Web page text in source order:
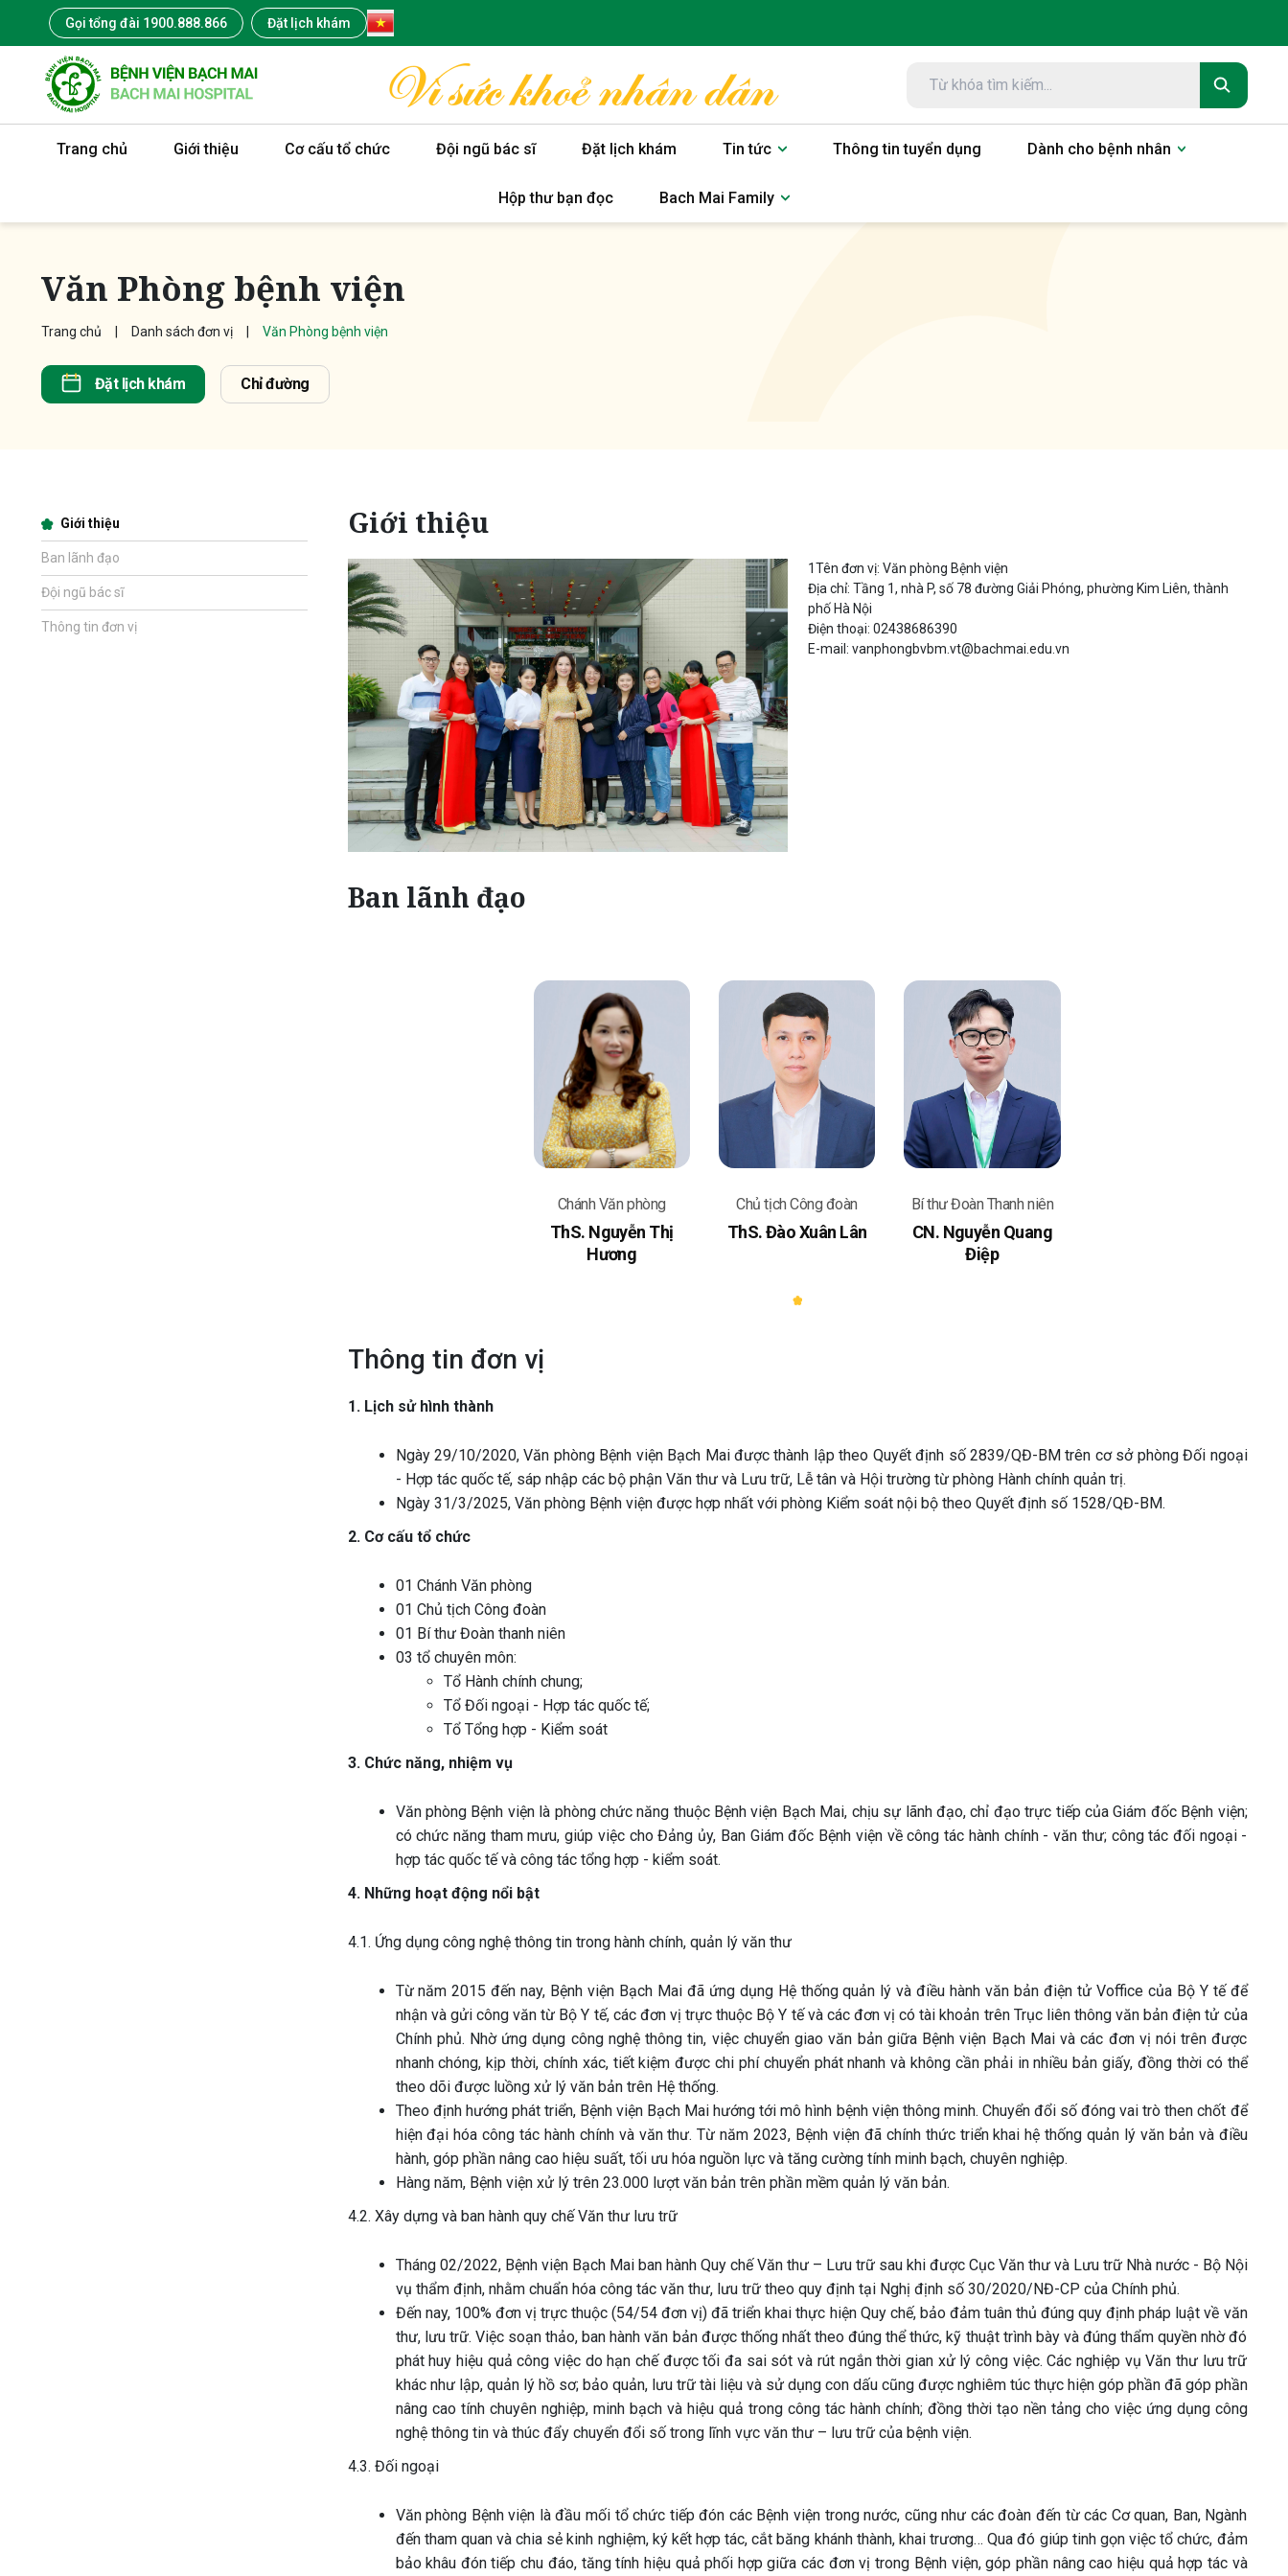
Gọi tổng đài 1900.888.866 Đặt lịch khám
Trang chủ Giới thiệu Cơ cấu tổ chức Đội ngũ bác sĩ Đặt lịch khám Tin tức Thông tin tuyển dụng Dành cho bệnh nhân
Hộp thư bạn đọc Bach Mai Family
Văn Phòng bệnh viện
Trang chủ Danh sách đơn vị Văn Phòng bệnh viện
Đặt lịch khám Chỉ đường
Giới thiệu
Ban lãnh đạo
Đội ngũ bác sĩ
Thông tin đơn vị
Giới thiệu
1Tên đơn vị: Văn phòng Bệnh viện
Địa chỉ: Tầng 1, nhà P, số 78 đường Giải Phóng, phường Kim Liên, thành
phố Hà Nội
Điện thoại: 02438686390
E-mail: vanphongbvbm.vt@bachmai.edu.vn
Ban lãnh đạo
Chánh Văn phòng
ThS. Nguyễn Thị
Hương
Chủ tịch Công đoàn
ThS. Đào Xuân Lân
Bí thư Đoàn Thanh niên
CN. Nguyễn Quang
Điệp
Thông tin đơn vị
1. Lịch sử hình thành
Ngày 29/10/2020, Văn phòng Bệnh viện Bạch Mai được thành lập theo Quyết định số 2839/QĐ-BM trên cơ sở phòng Đối ngoại
- Hợp tác quốc tế, sáp nhập các bộ phận Văn thư và Lưu trữ, Lễ tân và Hội trường từ phòng Hành chính quản trị.
Ngày 31/3/2025, Văn phòng Bệnh viện được hợp nhất với phòng Kiểm soát nội bộ theo Quyết định số 1528/QĐ-BM.
2. Cơ cấu tổ chức
01 Chánh Văn phòng
01 Chủ tịch Công đoàn
01 Bí thư Đoàn thanh niên
03 tổ chuyên môn:
Tổ Hành chính chung;
Tổ Đối ngoại - Hợp tác quốc tế;
Tổ Tổng hợp - Kiểm soát
3. Chức năng, nhiệm vụ
Văn phòng Bệnh viện là phòng chức năng thuộc Bệnh viện Bạch Mai, chịu sự lãnh đạo, chỉ đạo trực tiếp của Giám đốc Bệnh viện;
có chức năng tham mưu, giúp việc cho Đảng ủy, Ban Giám đốc Bệnh viện về công tác hành chính - văn thư; công tác đối ngoại -
hợp tác quốc tế và công tác tổng hợp - kiểm soát.
4. Những hoạt động nổi bật
4.1. Ứng dụng công nghệ thông tin trong hành chính, quản lý văn thư
Từ năm 2015 đến nay, Bệnh viện Bạch Mai đã ứng dụng Hệ thống quản lý và điều hành văn bản điện tử Voffice của Bộ Y tế để
nhận và gửi công văn từ Bộ Y tế, các đơn vị trực thuộc Bộ Y tế và các đơn vị có tài khoản trên Trục liên thông văn bản điện tử của
Chính phủ. Nhờ ứng dụng công nghệ thông tin, việc chuyển giao văn bản giữa Bệnh viện Bạch Mai và các đơn vị nói trên được
nhanh chóng, kịp thời, chính xác, tiết kiệm được chi phí chuyển phát nhanh và không cần phải in nhiều bản giấy, đồng thời có thể
theo dõi được luồng xử lý văn bản trên Hệ thống.
Theo định hướng phát triển, Bệnh viện Bạch Mai hướng tới mô hình bệnh viện thông minh. Chuyển đổi số đóng vai trò then chốt để
hiện đại hóa công tác hành chính và văn thư. Từ năm 2023, Bệnh viện đã chính thức triển khai hệ thống quản lý văn bản và điều
hành, góp phần nâng cao hiệu suất, tối ưu hóa nguồn lực và tăng cường tính minh bạch, chuyên nghiệp.
Hàng năm, Bệnh viện xử lý trên 23.000 lượt văn bản trên phần mềm quản lý văn bản.
4.2. Xây dựng và ban hành quy chế Văn thư lưu trữ
Tháng 02/2022, Bệnh viện Bạch Mai ban hành Quy chế Văn thư – Lưu trữ sau khi được Cục Văn thư và Lưu trữ Nhà nước - Bộ Nội
vụ thẩm định, nhằm chuẩn hóa công tác văn thư, lưu trữ theo quy định tại Nghị định số 30/2020/NĐ-CP của Chính phủ.
Đến nay, 100% đơn vị trực thuộc (54/54 đơn vị) đã triển khai thực hiện Quy chế, bảo đảm tuân thủ đúng quy định pháp luật về văn
thư, lưu trữ. Việc soạn thảo, ban hành văn bản được thống nhất theo đúng thể thức, kỹ thuật trình bày và đúng thẩm quyền nhờ đó
phát huy hiệu quả công việc do hạn chế được tối đa sai sót và rút ngắn thời gian xử lý công việc. Các nghiệp vụ Văn thư lưu trữ
khác như lập, quản lý hồ sơ; bảo quản, lưu trữ tài liệu và sử dụng con dấu cũng được nghiêm túc thực hiện góp phần đã góp phần
nâng cao tính chuyên nghiệp, minh bạch và hiệu quả trong công tác hành chính; đồng thời tạo nền tảng cho việc ứng dụng công
nghệ thông tin và thúc đẩy chuyển đổi số trong lĩnh vực văn thư – lưu trữ của bệnh viện.
4.3. Đối ngoại
Văn phòng Bệnh viện là đầu mối tổ chức tiếp đón các Bệnh viện trong nước, cũng như các đoàn đến từ các Cơ quan, Ban, Ngành
đến tham quan và chia sẻ kinh nghiệm, ký kết hợp tác, cắt băng khánh thành, khai trương… Qua đó giúp tinh gọn việc tổ chức, đảm
bảo khâu đón tiếp chu đáo, tăng tính hiệu quả phối hợp giữa các đơn vị trong Bệnh viện, góp phần nâng cao hiệu quả hợp tác và